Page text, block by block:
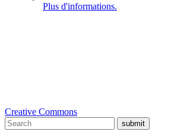
Plus d'informations.
Creative Commons
submit